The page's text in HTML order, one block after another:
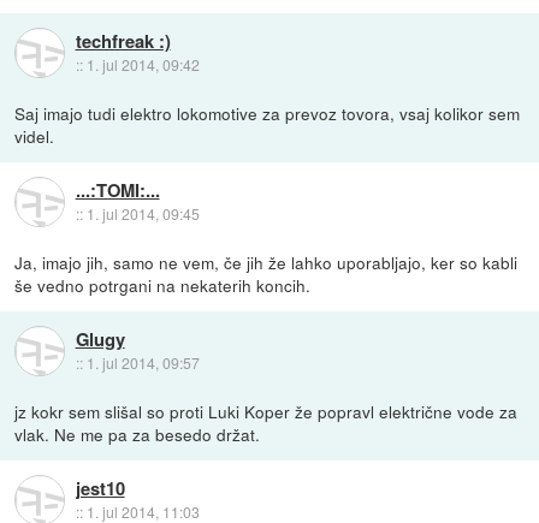
techfreak :)
:: 1. jul 2014, 09:42
Saj imajo tudi elektro lokomotive za prevoz tovora, vsaj kolikor sem
videl.
...:TOMI:...
:: 1. jul 2014, 09:45
Ja, imajo jih, samo ne vem, če jih že lahko uporabljajo, ker so kabli
še vedno potrgani na nekaterih koncih.
Glugy
:: 1. jul 2014, 09:57
jz kokr sem slišal so proti Luki Koper že popravl električne vode za
vlak. Ne me pa za besedo držat.
jest10
:: 1. jul 2014, 11:03